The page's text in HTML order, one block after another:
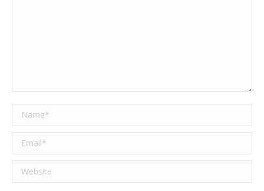
Name *
Email *
Website